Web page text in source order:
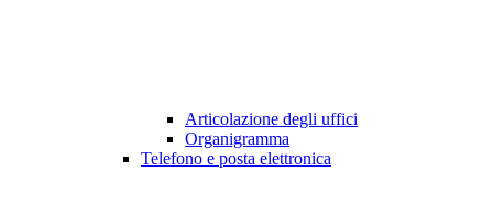
Articolazione degli uffici
Organigramma
Telefono e posta elettronica